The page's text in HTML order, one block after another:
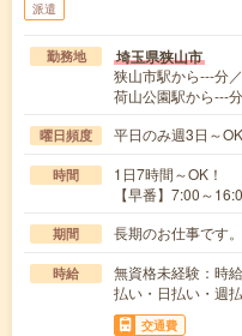
派遣
勤務地 埼玉県狭山市
狭山市駅から---分
荷山公園駅から---分
曜日頻度 平日のみ週3日～OK
時間
1日7時間～OK！
【早番】7:00～
期間 長期のお仕事です
時給
無資格未経験：
払い・日払い・週
交通費